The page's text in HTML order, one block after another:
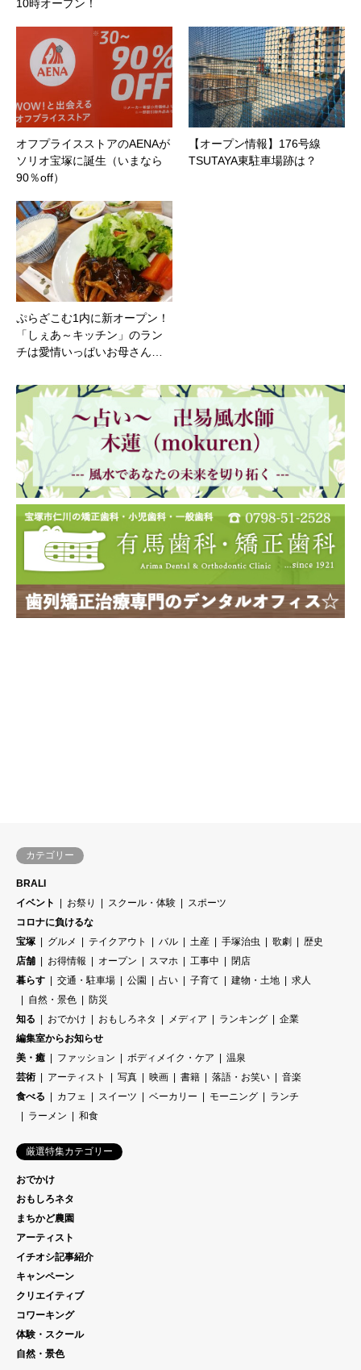
10時オープン！
オフプライスストアのAENAが
ソリオ宝塚に誕生（いまなら
90％off）
【オープン情報】176号線
TSUTAYA東駐車場跡は？
ぷらざこむ1内に新オープン！
「しぇあ～キッチン」のラン
チは愛情いっぱいお母さん…
カテゴリー
BRALI
イベント
お祭り スクール・体験
スポーツ
コロナに負けるな
宝塚
グルメ テイクアウト バル 土産 手塚治虫 歌劇
歴史
店舗
お得情報 オープン スマホ 工事中
閉店
暮らす
交通・駐車場 公園 占い 子育て 建物・土地
求人
自然・景色
防災
知る
おでかけ おもしろネタ メディア ランキング
企業
編集室からお知らせ
美・癒
ファッション ボディメイク・ケア
温泉
芸術
アーティスト 写真 映画 書籍 落語・お笑い
音楽
食べる
カフェ スイーツ ベーカリー モーニング
ランチ
ラーメン
和食
厳選特集カテゴリー
おでかけ
おもしろネタ
まちかど農園
アーティスト
イチオシ記事紹介
キャンペーン
クリエイティブ
コワーキング
体験・スクール
自然・景色